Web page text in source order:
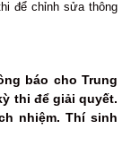
để chỉnh sửa thông
báo cho Trung
thi để giải quyết.
nhiệm. Thí sinh